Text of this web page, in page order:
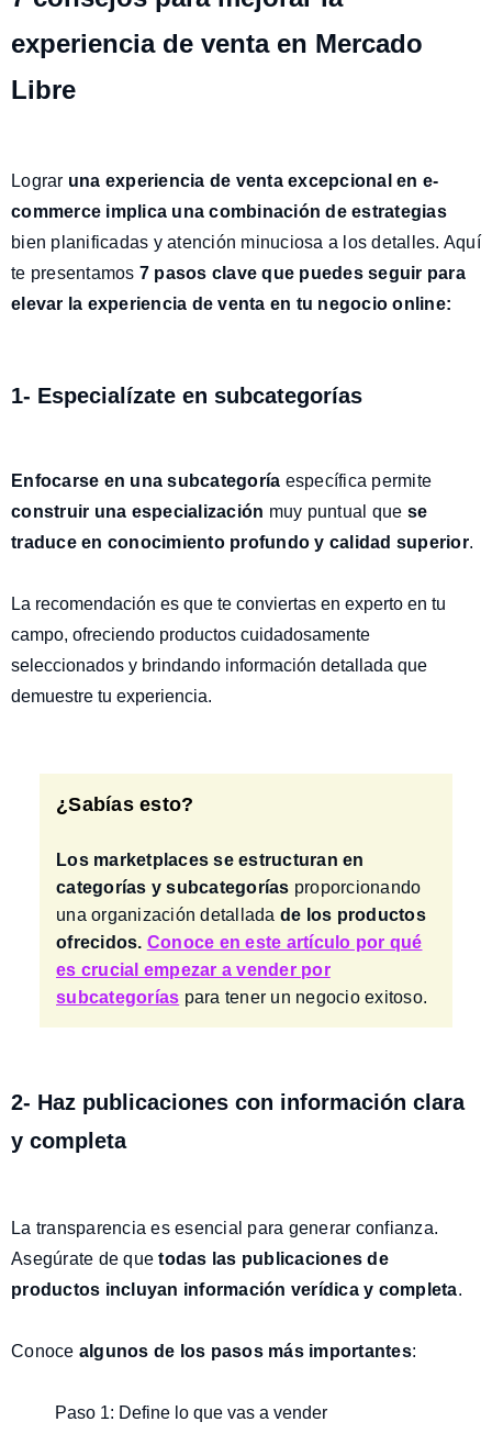
experiencia de venta en Mercado
Libre
Lograr una experiencia de venta excepcional en e-
commerce implica una combinación de estrategias
bien planificadas y atención minuciosa a los detalles. Aquí
te presentamos 7 pasos clave que puedes seguir para
elevar la experiencia de venta en tu negocio online:
1- Especialízate en subcategorías
Enfocarse en una subcategoría específica permite
construir una especialización muy puntual que se
traduce en conocimiento profundo y calidad superior.
La recomendación es que te conviertas en experto en tu
campo, ofreciendo productos cuidadosamente
seleccionados y brindando información detallada que
demuestre tu experiencia.
¿Sabías esto?
Los marketplaces se estructuran en
categorías y subcategorías proporcionando
una organización detallada de los productos
ofrecidos. Conoce en este artículo por qué
es crucial empezar a vender por
subcategorías para tener un negocio exitoso.
2- Haz publicaciones con información clara
y completa
La transparencia es esencial para generar confianza.
Asegúrate de quetodas las publicaciones de
productos incluyan información verídica y completa.
Conoce algunos de los pasos más importantes:
Paso 1: Define lo que vas a vender